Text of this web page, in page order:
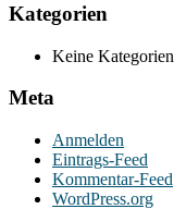
Kategorien
Keine Kategorien
Meta
Anmelden
Eintrags-Feed
Kommentar-Feed
WordPress.org